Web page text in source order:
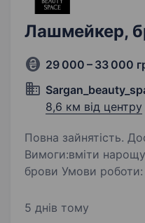
Лашмейкер,
29 000 – 33 000
8,6 км від центру
Повна зайнятість.
Вимоги:вміти
брови Умови роботи: перші 3 місяці ставка, і %
5 днів тому